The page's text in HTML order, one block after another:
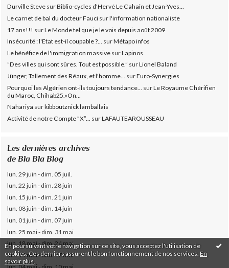
En poursuivant votre navigation sur ce site, vous acceptez l'utilisation de
cookies. Ces derniers assurent le bon fonctionnement de nos services. En
savoir plus
Durville Steve surBiblio-cycles d'Hervé Le Cahain et Jean-Yves...
Le carnet de bal du docteur Fauci surl'information nationaliste
17 ans!!! surLe Monde tel que je le vois depuis août 2009
Insécurité : l'Etat est-il coupable ?... surMétapo infos
Le bénéfice de l'immigration massive surLapinos
”Des villes qui sont sûres. Tout est possible.” surLionel Baland
Jünger, Tallement des Réaux, et l'homme... surEuro-Synergies
Pourquoi les Algérien ont-ils toujours tendance...
surLe Royaume Chérifien
du Maroc, Chihab25.«On...
Nahariya surkibboutznick lamballais
Activité de notre Compte ”X”...
surLAFAUTEAROUSSEAU
Les dernières archives
de Bla Bla Blog
lun. 29 juin - dim. 05 juil.
lun. 22 juin - dim. 28 juin
lun. 15 juin - dim. 21 juin
lun. 08 juin - dim. 14 juin
lun. 01 juin - dim. 07 juin
lun. 25 mai - dim. 31 mai
lun. 18 mai - dim. 24 mai
lun. 11 mai - dim. 17 mai